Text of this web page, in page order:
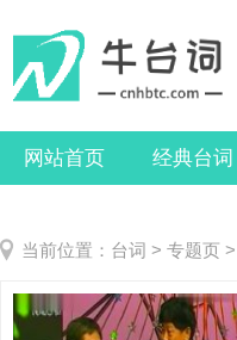
网站首页 经典台词
当前位置： 台词 > 专题页